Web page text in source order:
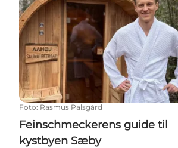
Foto: Rasmus Palsgård
Feinschmeckerens guide til
kystbyen Sæby